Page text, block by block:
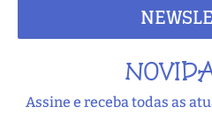
Assine e receba todas as